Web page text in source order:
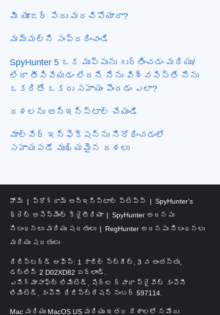
మీ యూజర్ పేరు మరచిపోయారా?
మమ్మల్ని సంప్రదించండి
SpyHunter 5 ఒక ముప్పును గుర్తించడం మరియు/
లేదా తీసివేయడం లేదని నేను విశ్వసిస్తే నేను
ఒకరితో ఒకరు సహాయం పొందడం ఎలా?
దశలను అన్‌ఇన్‌స్టాల్ చేయండి
మాల్వేర్ ఇన్ఫెక్షన్‌ను నిరోధించడంలో
సహాయపడే ముఖ్యమైన దశలు
హోమ్ ప్రోగ్రామ్ అన్‌ఇన్‌స్టాల్ స్టెప్స్
SpyHunter's
థ్రెట్ అసెస్‌మెంట్ క్రైటీరియా
SpyHunter అదనపు
నిబంధనలు మరియు షరతులు
RegHunter అదనపు నిబంధనలు
మరియు షరతులు
రిజిస్టర్డ్ ఆఫీస్: 1 కాజిల్ స్ట్రీట్, 3 వ అంతస్తు,
డబ్లిన్ 2 D02XD82 ఐర్లాండ్.
ఎనిగ్మాసాఫ్ట్ లిమిటెడ్, షేర్ల ద్వారా ప్రైవేట్ కంపెనీ
లిమిటెడ్, కంపెనీ రిజిస్ట్రేషన్ నంబర్ 597114.
Mac మరియు MacOS US మరియు ఇతర దేశాలలో నమోదు